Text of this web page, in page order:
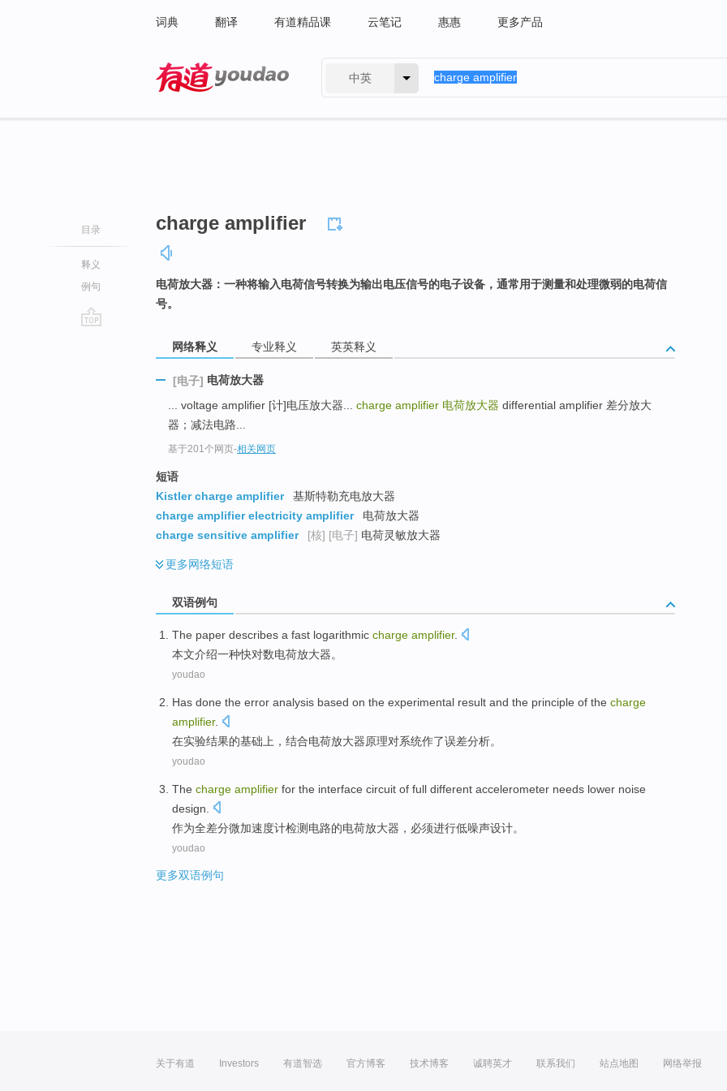
词典 翻译 有道精品课 云笔记 惠惠 更多产品
中英
目录
释义
例句
charge amplifier
电荷放大器：一种将输入电荷信号转换为输出电压信号的电子设备，通常用于测量和处理微弱的电荷信
号。
网络释义 专业释义 英英释义
[电子] 电荷放大器
... voltage amplifier [计]电压放大器... charge amplifier 电荷放大器 differential amplifier 差分放大
器；减法电路...
基于201个网页-相关网页
短语
Kistler charge amplifier
基斯特勒充电放大器
charge amplifier electricity amplifier
电荷放大器
charge sensitive amplifier
[核] [电子] 电荷灵敏放大器
更多网络短语
双语例句
The paper describes a fast logarithmic charge amplifier.
本文介绍一种快对数电荷放大器。
youdao
Has done the error analysis based on the experimental result and the principle of the charge
amplifier.
在实验结果的基础 上 ，结合电荷放大器原理对系统作了误差分析。
youdao
The charge amplifier for the interface circuit of full different accelerometer needs lower noise
design
作为全差分微加速度计检测电路的电荷放大器 ， 必须进行低噪声设计。
youdao
更多双语例句
关于有道 Investors 有道智选 官方博客 技术博客 诚聘英才 联系我们 站点地图 网络举报